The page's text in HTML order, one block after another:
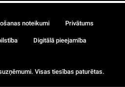
Visas tiesības paturētas.
noteikumi Privātums
Digitālā pieejamība